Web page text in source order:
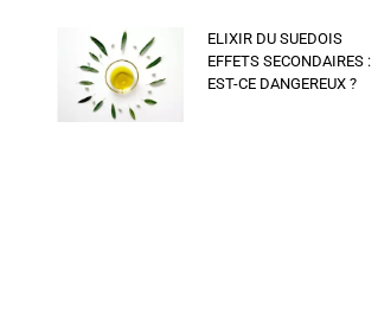
ELIXIR DU SUEDOIS
EFFETS SECONDAIRES :
EST-CE DANGEREUX ?